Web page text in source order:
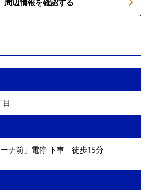
周辺情報を確認する
ナ前」電停 下車 徒歩15分